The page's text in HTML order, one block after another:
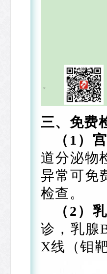
三、免费
（1）
道分泌物
异常可免
检查。
（2）
诊，乳腺
X线（钼